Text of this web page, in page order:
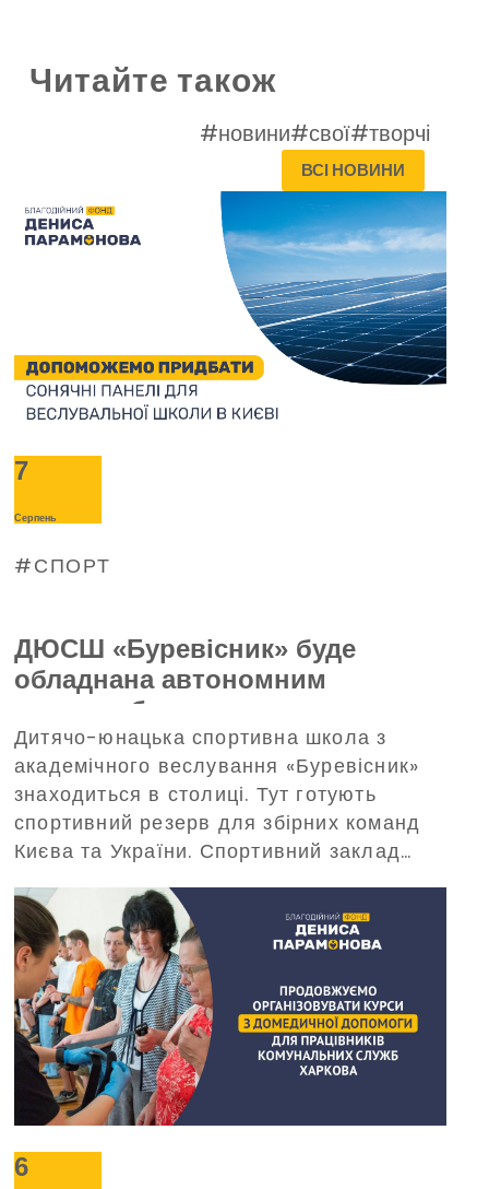
Читайте також
#новини#свої#творчі
ВСІ НОВИНИ
7
Серпень
СПОРТ
ДЮСШ «Буревісник» буде
обладнана автономним
енергозабезпеченням —
допоможе в цьому Благодійний
фонд Дениса Парамонова
Дитячо-юнацька спортивна школа з
академічного веслування «Буревісник»
знаходиться в столиці. Тут готують
спортивний резерв для збірних команд
Києва та України. Спортивний заклад
живлення під час масштабних
відключень електроенергії. З таким
проханням про допомогу до Фонду
звернулося керівництво «Буревісника».
6